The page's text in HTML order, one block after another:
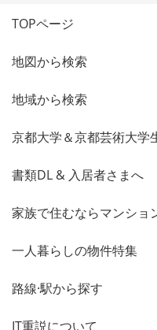
TOPページ
地図から検索
地域から検索
京都大学＆京都芸術大学
書類DL & 入居者さまへ
家族で住むならマンショ
一人暮らしの物件特集
路線·駅から探す
IT重説について